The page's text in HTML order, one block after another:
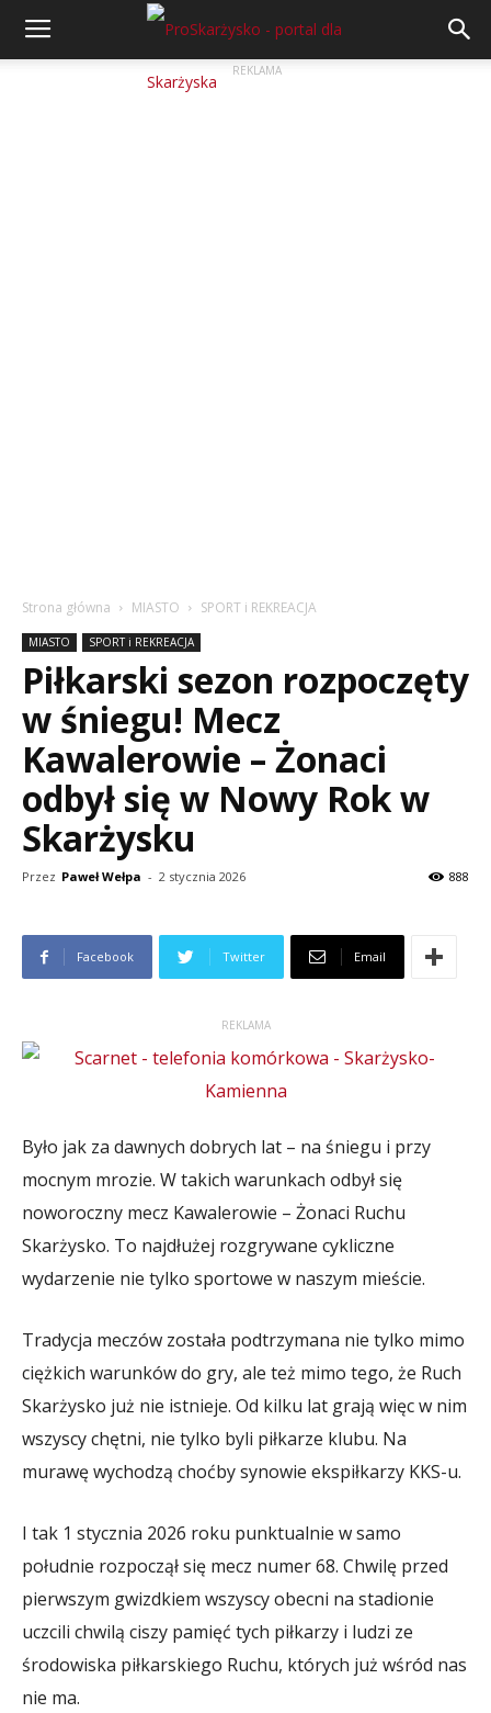
REKLAMA
Strona główna MIASTO SPORT i REKREACJA
MIASTO SPORT i REKREACJA
Piłkarski sezon rozpoczęty
w śniegu! Mecz
Kawalerowie – Żonaci
odbył się w Nowy Rok w
Skarżysku
Przez Paweł Wełpa - 2 stycznia 2026 888
Facebook Twitter Email
REKLAMA
Było jak za dawnych dobrych lat – na śniegu i przy
mocnym mrozie. W takich warunkach odbył się
noworoczny mecz Kawalerowie – Żonaci Ruchu
Skarżysko. To najdłużej rozgrywane cykliczne
wydarzenie nie tylko sportowe w naszym mieście.
Tradycja meczów została podtrzymana nie tylko mimo
ciężkich warunków do gry, ale też mimo tego, że Ruch
Skarżysko już nie istnieje. Od kilku lat grają więc w nim
wszyscy chętni, nie tylko byli piłkarze klubu. Na
murawę wychodzą choćby synowie ekspiłkarzy KKS-u.
I tak 1 stycznia 2026 roku punktualnie w samo
południe rozpoczął się mecz numer 68. Chwilę przed
pierwszym gwizdkiem wszyscy obecni na stadionie
uczcili chwilą ciszy pamięć tych piłkarzy i ludzi ze
środowiska piłkarskiego Ruchu, których już wśród nas
nie ma.